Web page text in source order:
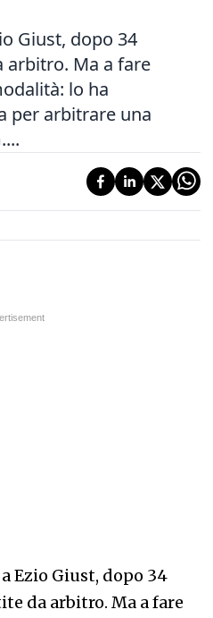
Giust, dopo 34
arbitro. Ma a fare
lo ha
per arbitrare una
Ezio Giust, dopo 34
da arbitro. Ma a fare